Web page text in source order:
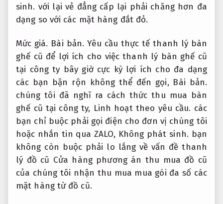
sinh. với lại vẻ đẳng cấp lại phải chăng hơn đa
dạng so với các mặt hàng đắt đỏ.
Mức giá. Bài bản. Yêu cầu thực tế thanh lý bàn
ghế cũ để lợi ích cho việc thanh lý bàn ghế cũ
tại công ty bây giờ cực kỳ lợi ích cho đa dạng
các bạn bận rộn không thể đến gọi, Bài bản.
chúng tôi đã nghĩ ra cách thức thu mua bàn
ghế cũ tại công ty, Linh hoạt theo yêu cầu. các
bạn chỉ buộc phải gọi điện cho đơn vị chúng tôi
hoặc nhắn tin qua ZALO, Không phát sinh. bạn
không còn buộc phải lo lắng về vấn đề thanh
lý đồ cũ Cửa hàng phương án thu mua đồ cũ
của chúng tôi nhận thu mua mua gói đa số các
mặt hàng từ đồ cũ.